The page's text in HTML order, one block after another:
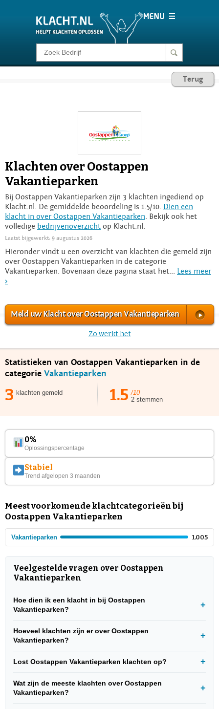
Klacht melden
Login
Terug
Klachten over Oostappen
Vakantieparken
Bij Oostappen Vakantieparken zijn 3 klachten ingediend op
Klacht.nl. De gemiddelde beoordeling is 1.5/10. Dien een
klacht in over Oostappen Vakantieparken . Bekijk ook het
volledige bedrijvenoverzicht op Klacht.nl.
Laatst bijgewerkt: 9 augustus 2026
Hieronder vindt u een overzicht van klachten die gemeld zijn
over Oostappen Vakantieparken in de categorie
Vakantieparken. Bovenaan deze pagina staat het... Lees meer
>
Meld uw Klacht over Oostappen Vakantieparken
Zo werkt het
Statistieken van Oostappen Vakantieparken in de
categorie Vakantieparken
3 klachten gemeld 1.5 /10
2 stemmen
0%
Oplossingspercentage
Stabiel
Trend afgelopen 3 maanden
Meest voorkomende klachtcategorieën bij
Oostappen Vakantieparken
Vakantieparken 1.005
Veelgestelde vragen over Oostappen
Vakantieparken
Hoe dien ik een klacht in bij Oostappen
Vakantieparken?
Hoeveel klachten zijn er over Oostappen
Vakantieparken?
Lost Oostappen Vakantieparken klachten op?
Wat zijn de meeste klachten over Oostappen
Vakantieparken?